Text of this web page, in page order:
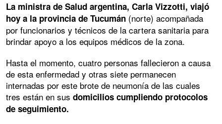
La ministra de Salud argentina, Carla Vizzotti, viajó
hoy a la provincia de Tucumán (norte) acompañada
por funcionarios y técnicos de la cartera sanitaria para
brindar apoyo a los equipos médicos de la zona.
Hasta el momento, cuatro personas fallecieron a causa
de esta enfermedad y otras siete permanecen
internadas por este brote de neumonía de las cuales
tres están en sus domicilios cumpliendo protocolos
de seguimiento.